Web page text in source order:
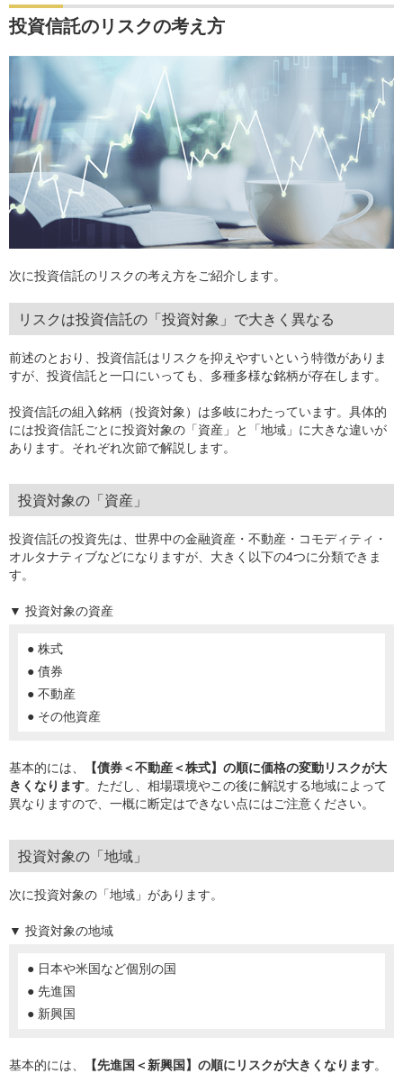
投資信託のリスクの考え方
次に投資信託のリスクの考え方をご紹介します。
リスクは投資信託の「投資対象」で大きく異なる
前述のとおり、投資信託はリスクを抑えやすいという特徴がありま
すが、投資信託と一口にいっても、多種多様な銘柄が存在します。
投資信託の組入銘柄（投資対象）は多岐にわたっています。具体的
には投資信託ごとに投資対象の「資産」と「地域」に大きな違いが
あります。それぞれ次節で解説します。
投資対象の「資産」
投資信託の投資先は、世界中の金融資産・不動産・コモディティ・
オルタナティブなどになりますが、大きく以下の4つに分類できま
す。
▼ 投資対象の資産
● 株式
● 債券
● 不動産
● その他資産
基本的には、
【債券＜不動産＜株式】の順に価格の変動リスクが大
きくなります。ただし、相場環境やこの後に解説する地域によって
異なりますので、一概に断定はできない点にはご注意ください。
投資対象の「地域」
次に投資対象の「地域」があります。
▼ 投資対象の地域
● 日本や米国など個別の国
● 先進国
● 新興国
基本的には、 【先進国＜新興国】の順にリスクが大きくなります。